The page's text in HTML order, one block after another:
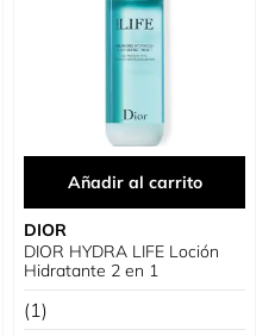
Añadir al carrito
DIOR
DIOR HYDRA LIFE Loción
Hidratante 2 en 1
(1)